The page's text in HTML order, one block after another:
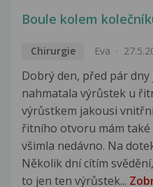
Boule kolem
Chirurgie Eva
Dobrý den, před pár dny
nahmatala výrůstek u
výrůstkem jakousi
řitního otvoru mám také
všimla nedávno. Na
Několik dní cítím
to jen ten výrůstek...